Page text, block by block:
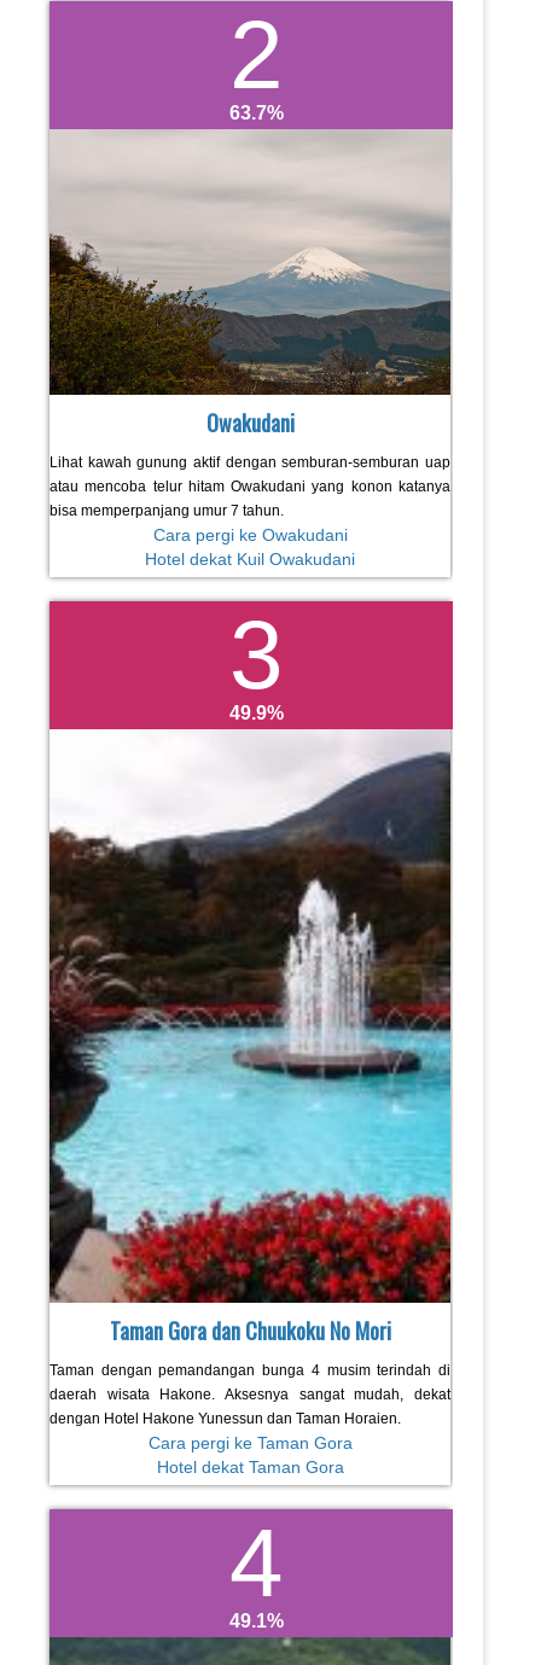
2
63.7
Owakudani
Lihat kawah gunung aktif dengan semburan-semburan uap
atau mencoba telur hitam Owakudani yang konon katanya
bisa memperpanjang umur 7 tahun.
Cara pergi ke Owakudani
Hotel dekat Kuil Owakudani
3
49.9
Taman Gora dan Chuukoku No Mori
Taman dengan pemandangan bunga 4 musim terindah di
daerah wisata Hakone. Aksesnya sangat mudah, dekat
dengan Hotel Hakone Yunessun dan Taman Horaien.
Cara pergi ke Taman Gora
Hotel dekat Taman Gora
4
49.1